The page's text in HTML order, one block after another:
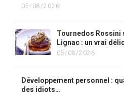
05/08/2026
Tournedos Rossini
Lignac : un vrai
05/08/2026
Développement personnel :
des idiots…